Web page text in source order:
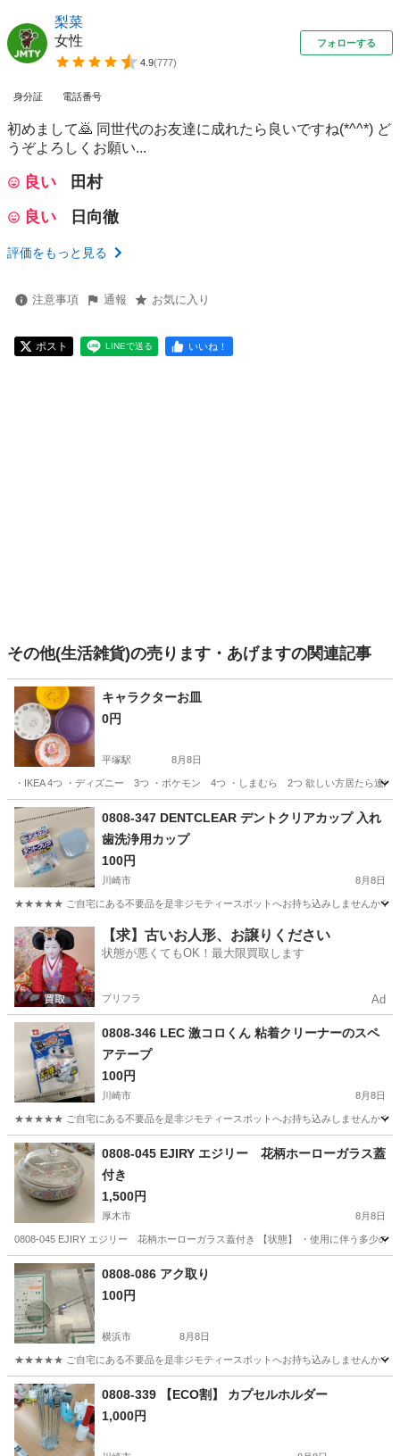
梨菜
女性
4.9(777)
フォローする
身分証 電話番号
初めまして🙇 同世代のお友達に成れたら良いですね(*^^*) ど
うぞよろしくお願い...
良い
田村
良い
日向徹
評価をもっと見る
注意事項 通報 お気に入り
ポスト LINEで送る いいね！
その他(生活雑貨)の売ります・あげますの関連記事
キャラクターお皿
0円
平塚駅 8月8日
・IKEA 4つ ・ディズニー 3つ ・ポケモン 4つ ・しまむら 2つ 欲しい方居たら連絡
神奈川 平塚市 0808-347 DENTCLEAR デントクリアカップ 入れ
歯洗浄用カップ
100円
川崎市 8月8日
★★★★★ ご自宅にある不要品を是非ジモティースポットへお持ち込みしませんか？
神奈川 家庭用品 現地
【求】古いお人形、お譲りください
状態が悪くてもOK！最大限買取します
プリフラ Ad
0808-346 LEC 激コロくん 粘着クリーナーのスペ
アテープ
100円
川崎市 8月8日
★★★★★ ご自宅にある不要品を是非ジモティースポットへお持ち込みしませんか？
神奈川 川崎市 クリーナー
0808-045 EJIRY エジリー 花柄ホーローガラス蓋
付き
1,500円
厚木市 8月8日
0808-045 EJIRY エジリー 花柄ホーローガラス蓋付き 【状態】 ・使用に伴う多少の
神奈川 厚木市 EJIRY
0808-086 アク取り
100円
横浜市 8月8日
★★★★★ ご自宅にある不要品を是非ジモティースポットへお持ち込みしませんか？
神奈川 横浜市 現地
0808-339 【ECO割】 カプセルホルダー
1,000円